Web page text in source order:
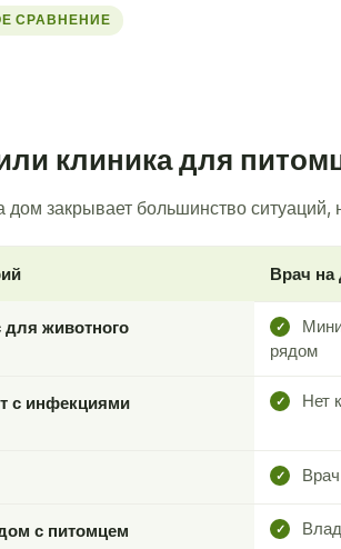
СРАВНЕНИЕ
клиника для
дом закрывает большинство ситуаций,
Врач на
для животного ✓
рядом
с инфекциями ✓ Нет
✓
с питомцем ✓